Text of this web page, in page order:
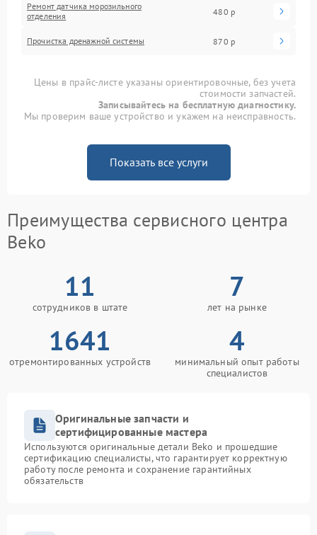
Ремонт датчика морозильного
отделения
480 р
Прочистка дренажной системы 870 р
Цены в прайс-листе указаны ориентировочные, без учета
стоимости запчастей.
Записывайтесь на бесплатную диагностику.
Мы проверим ваше устройство и укажем на неисправность.
Показать все услуги
Преимущества сервисного центра
Beko
11
сотрудников в штате
7
лет на рынке
1641
отремонтированных устройств
4
минимальный опыт работы
специалистов
Оригинальные запчасти и
сертифицированные мастера
Используются оригинальные детали Beko и прошедшие
сертификацию специалисты, что гарантирует корректную
работу после ремонта и сохранение гарантийных
обязательств